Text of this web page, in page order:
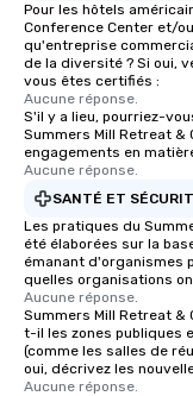
Pour les hôtels
Conference Center et/
qu'entreprise
de la diversité ? Si oui,
vous êtes certifiés :
Aucune réponse.
S'il y a lieu, pourriez-
Summers Mill Retreat
engagements en
Aucune réponse.
SANTÉ ET
Les pratiques du
été élaborées sur la
émanant d'organismes
quelles organisations
Aucune réponse.
Summers Mill Retreat
t-il les zones publiques
(comme les salles de
oui, décrivez les
Aucune réponse.